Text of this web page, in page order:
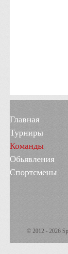
Главная
Турниры
Команды
Обьявления
Спортсмены
© 2012 - 2026